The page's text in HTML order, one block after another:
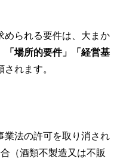
められる要件は、大まか
「場所的要件」「経営基
されます。
業法の許可を取り消され
（酒類不製造又は不販